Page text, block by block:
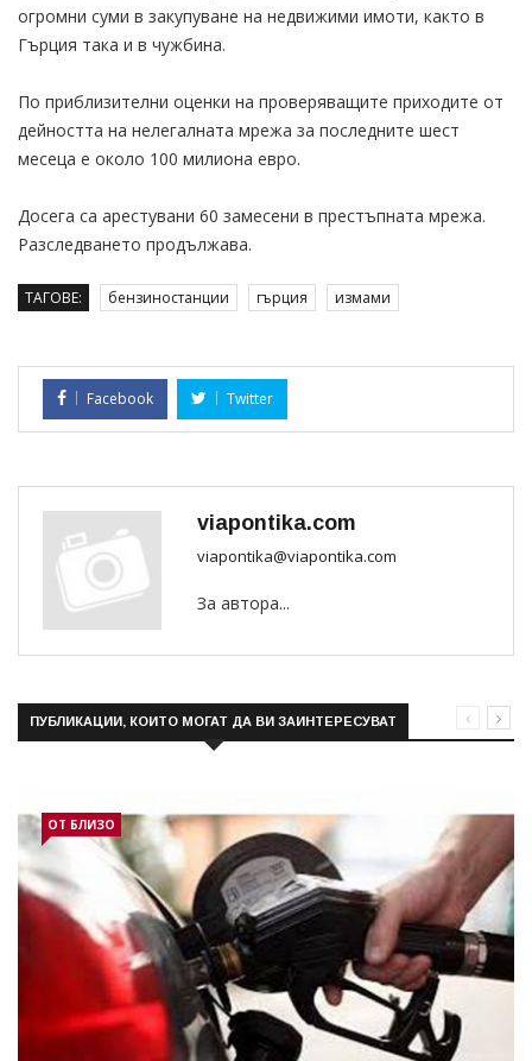
огромни суми в закупуване на недвижими имоти, както в
Гърция така и в чужбина.
По приблизителни оценки на проверяващите приходите от
дейността на нелегалната мрежа за последните шест
месеца е около 100 милиона евро.
Досега са арестувани 60 замесени в престъпната мрежа.
Разследването продължава.
ТАГОВЕ: бензиностанции гърция измами
Facebook Twitter
viapontika.com
viapontika@viapontika.com
За автора...
ПУБЛИКАЦИИ, КОИТО МОГАТ ДА ВИ ЗАИНТЕРЕСУВАТ
ОТ БЛИЗО